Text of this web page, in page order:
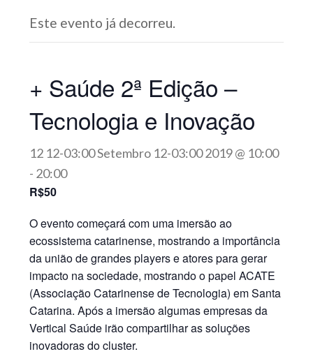
Este evento já decorreu.
+ Saúde 2ª Edição –
Tecnologia e Inovação
12 12-03:00 Setembro 12-03:00 2019 @ 10:00
- 20:00
R$50
O evento começará com uma imersão ao
ecossistema catarinense, mostrando a importância
da união de grandes players e atores para gerar
impacto na sociedade, mostrando o papel ACATE
(Associação Catarinense de Tecnologia) em Santa
Catarina. Após a imersão algumas empresas da
Vertical Saúde irão compartilhar as soluções
inovadoras do cluster.